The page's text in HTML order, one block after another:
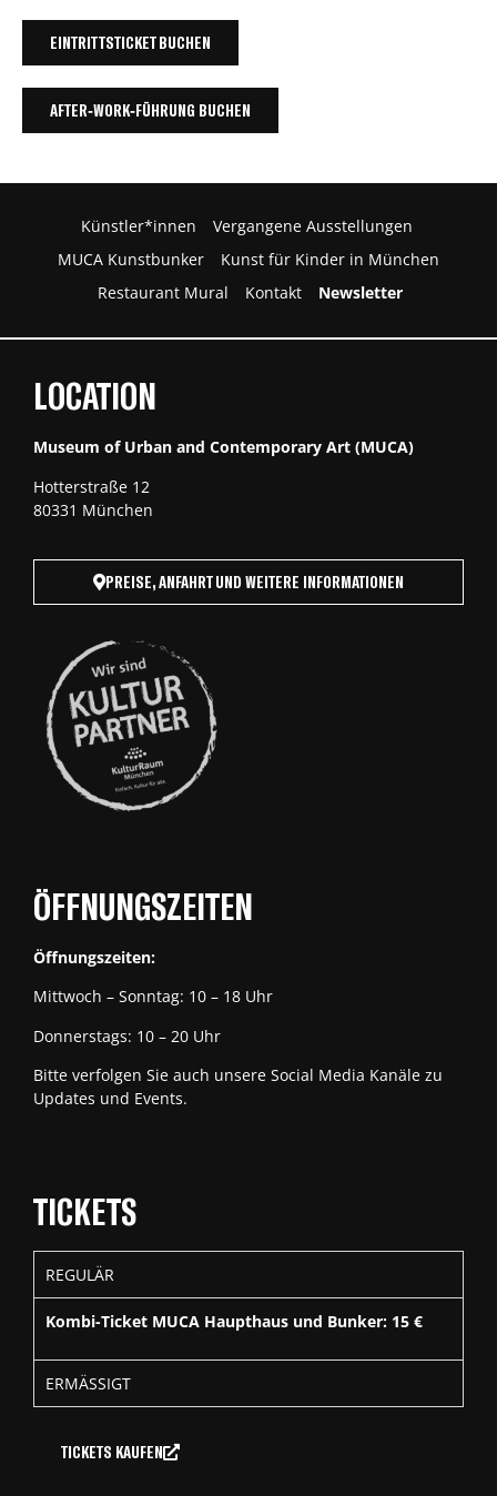
EINTRITTSTICKET BUCHEN
AFTER-WORK-FÜHRUNG BUCHEN
Künstler*innen
Vergangene Ausstellungen
MUCA Kunstbunker
Kunst für Kinder in München
Restaurant Mural
Kontakt Newsletter
LOCATION
Museum of Urban and Contemporary Art (MUCA)
Hotterstraße 12
80331 München
PREISE, ANFAHRT UND WEITERE INFORMATIONEN
ÖFFNUNGSZEITEN
Öffnungszeiten:
Mittwoch – Sonntag: 10 – 18 Uhr
Donnerstags: 10 – 20 Uhr
Bitte verfolgen Sie auch unsere Social Media Kanäle zu
Updates und Events.
TICKETS
REGULÄR
Kombi-Ticket MUCA Haupthaus und Bunker: 15 €
ERMÄSSIGT
TICKETS KAUFEN